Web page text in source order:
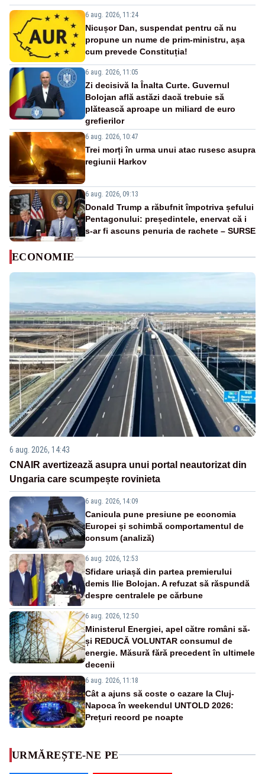
6 aug. 2026, 11:24
Nicușor Dan, suspendat pentru că nu
propune un nume de prim-ministru, așa
cum prevede Constituția!
6 aug. 2026, 11:05
Zi decisivă la Înalta Curte. Guvernul
Bolojan află astăzi dacă trebuie să
plătească aproape un miliard de euro
grefierilor
6 aug. 2026, 10:47
Trei morți în urma unui atac rusesc asupra
regiunii Harkov
6 aug. 2026, 09:13
Donald Trump a răbufnit împotriva șefului
Pentagonului: președintele, enervat că i
s-ar fi ascuns penuria de rachete – SURSE
ECONOMIE
6 aug. 2026, 14:43
CNAIR avertizează asupra unui portal neautorizat din
Ungaria care scumpește rovinieta
6 aug. 2026, 14:09
Canicula pune presiune pe economia
Europei și schimbă comportamentul de
consum (analiză)
6 aug. 2026, 12:53
Sfidare uriașă din partea premierului
demis Ilie Bolojan. A refuzat să răspundă
despre centralele pe cărbune
6 aug. 2026, 12:50
Ministerul Energiei, apel către români să-
și REDUCĂ VOLUNTAR consumul de
energie. Măsură fără precedent în ultimele
decenii
6 aug. 2026, 11:18
Cât a ajuns să coste o cazare la Cluj-
Napoca în weekendul UNTOLD 2026:
Prețuri record pe noapte
URMĂREȘTE-NE PE